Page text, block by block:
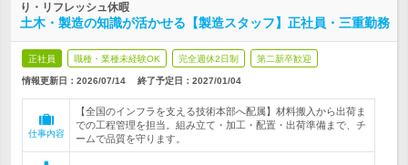
り・リフレッシュ休暇
土木・製造の知識が活かせる【製造スタッフ】正社員・三重勤務
正社員 職種・業種未経験OK 完全週休2日制 第二新卒歓迎
情報更新日：2026/07/14 終了予定日： 2027/01/04
仕事内容
【全国のインフラを支える技術本部へ配属】材料搬入から出荷ま
での工程管理を担当。組み立て・加工・配置・出荷準備まで、チ
ームで品質を守ります。